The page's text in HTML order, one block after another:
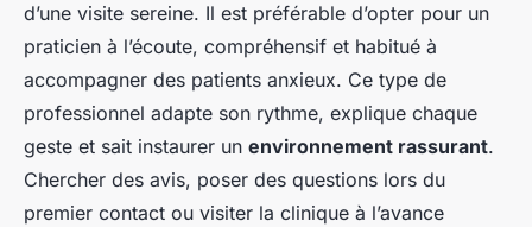
d’une visite sereine. Il est préférable d’opter pour un
praticien à l’écoute, compréhensif et habitué à
accompagner des patients anxieux. Ce type de
professionnel adapte son rythme, explique chaque
geste et sait instaurer un environnement rassurant.
Chercher des avis, poser des questions lors du
premier contact ou visiter la clinique à l’avance